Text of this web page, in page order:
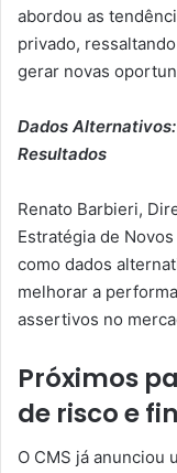
abordou as
privado,
gerar novas
Dados
Resultados
Renato Barbieri,
Estratégia de
como dados
melhorar a
assertivos no
Próximos
de risco e
O CMS já anunciou